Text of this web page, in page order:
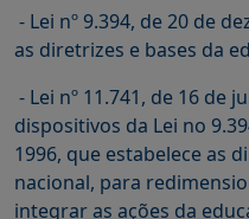
- Lei nº 9.394, de 20 de
as diretrizes e bases da
- Lei nº 11.741, de 16 de
dispositivos da Lei no
1996, que estabelece as
nacional, para
integrar as ações da